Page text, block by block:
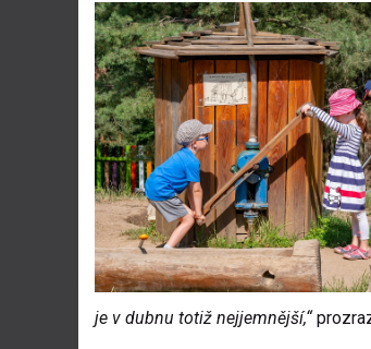
je v dubnu totiž nejjemnější,“